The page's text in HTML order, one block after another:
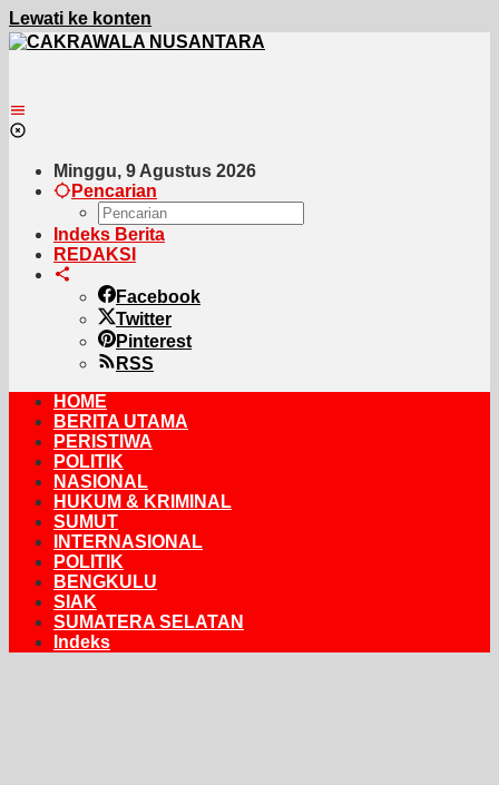
Lewati ke konten
Minggu, 9 Agustus 2026
Pencarian
Indeks Berita
REDAKSI
Facebook
Twitter
Pinterest
RSS
HOME
BERITA UTAMA
PERISTIWA
POLITIK
NASIONAL
HUKUM & KRIMINAL
SUMUT
INTERNASIONAL
POLITIK
BENGKULU
SIAK
SUMATERA SELATAN
Indeks